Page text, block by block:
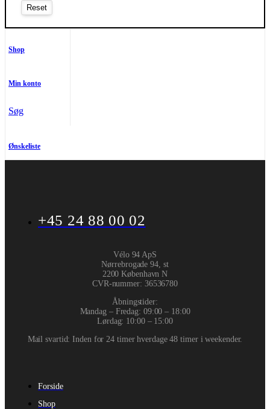
Shop
Min konto
Søg
Ønskeliste
+45 24 88 00 02
Vélo 94 ApS
Nørrebrogade 94, st
2200 København N
CVR-nummer: 36536780
Åbningstider:
Mandag – Fredag: 09:00 – 18:00
Lørdag: 10:00 – 15:00
Mail svartid: Inden for 24 timer hverdage 48 timer i weekender.
Forside
Shop